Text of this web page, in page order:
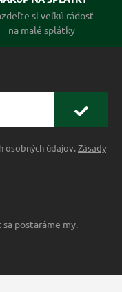
si veľkú rádosť
na malé splátky
osobných údajov.Zásady
postaráme my.